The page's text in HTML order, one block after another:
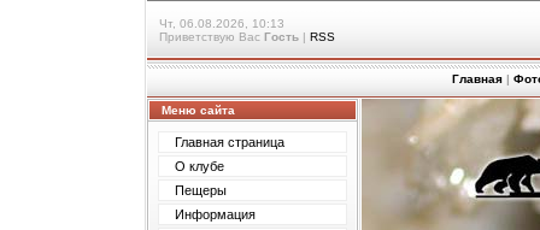
Чт, 06.08.2026, 10:13
Приветствую Вас Гость | RSS
Главная |
Меню сайта
Главная страница
О клубе
Пещеры
Информация